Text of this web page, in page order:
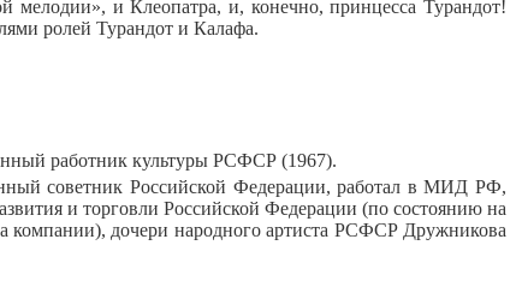
и Клеопатра, и, конечно, принцесса Турандот!
ролей Турандот и Калафа.
работник культуры РСФСР (1967).
советник Российской Федерации, работал в МИД РФ,
и торговли Российской Федерации (по состоянию на
компании), дочери народного артиста РСФСР Дружникова